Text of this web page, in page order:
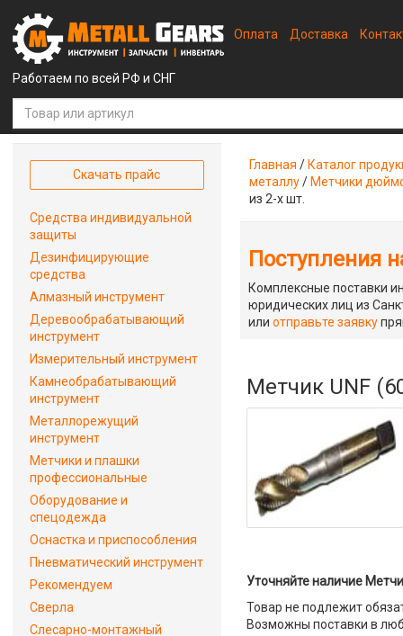
Работаем по всей РФ и СНГ
Оплата Доставка
Главная / Каталог
металлу/ Метчики
из 2-х шт.
Поступления
Комплексные поставки
юридических лиц из
илиотправьте заявку
Метчик UNF
Уточняйте наличие
Товар не подлежит
Возможны поставки в
Скачать прайс
Средства индивидуальной
защиты
Дезинфицирующие
средства
Алмазный инструмент
Деревообрабатывающий
инструмент
Измерительный инструмент
Камнеобрабатывающий
инструмент
Металлорежущий
инструмент
Метчики и плашки
профессиональные
Оборудование и
спецодежда
Оснастка и приспособления
Пневматический инструмент
Рекомендуем
Сверла
Слесарно-монтажный